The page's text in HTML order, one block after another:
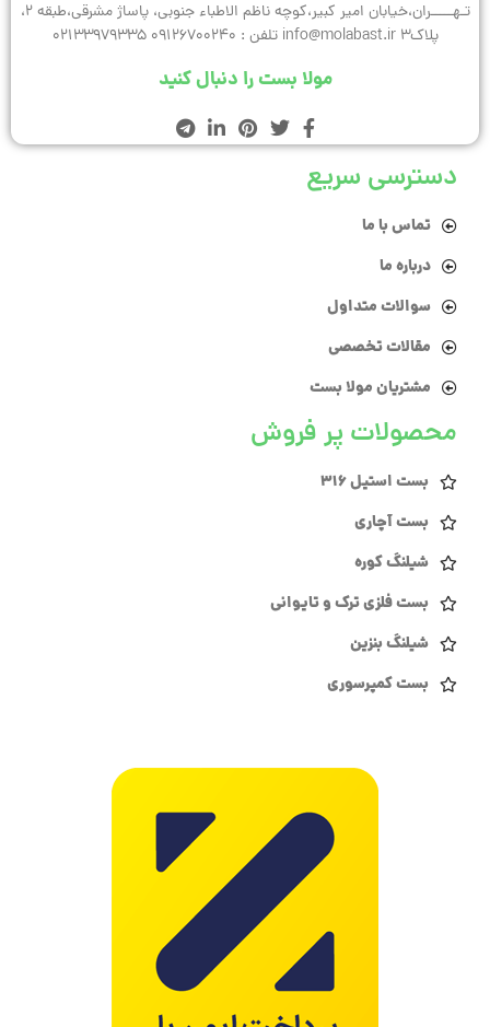
تـهـــــران،خیابان امیر کبیر،کوچه ناظم الاطباء جنوبی، پاساژ مشرقی،طبقه 2،
پلاک3 info@molabast.ir تلفن : 09126700240 02133979335
مولا بست را دنبال کنید
دسترسی سریع
تماس با ما
درباره ما
سوالات متداول
مقالات تخصصی
مشتریان مولا بست
محصولات پر فروش
بست استیل 316
بست آچاری
شیلنگ کوره
بست فلزی ترک و تایوانی
شیلنگ بنزین
بست کمپرسوری